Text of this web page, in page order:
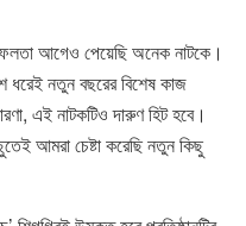
আগেও পেয়েছি অনেক নাটকে।
ধরেই নতুন বছরের বিশেষ কাজ
এই নাটকটিও দারুণ হিট হবে।
আমরা চেষ্টা করেছি নতুন কিছু